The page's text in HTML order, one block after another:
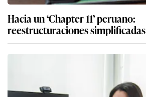
Hacia un ‘Chapter 11’ peruano:
reestructuraciones simplificadas